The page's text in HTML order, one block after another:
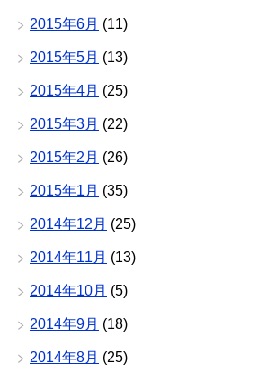
2015年6月 (11)
2015年5月 (13)
2015年4月 (25)
2015年3月 (22)
2015年2月 (26)
2015年1月 (35)
2014年12月 (25)
2014年11月 (13)
2014年10月 (5)
2014年9月 (18)
2014年8月 (25)